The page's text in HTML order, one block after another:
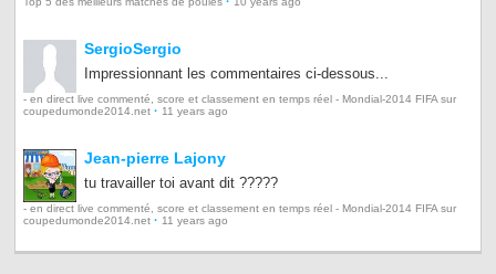
SergioSergio
Impressionnant les commentaires ci-dessous...
- en direct live commenté, score et classement en temps réel - Mondial-2014 FIFA sur
coupedumonde2014.net · 11 years ago
Jean-pierre Lajony
tu travailler toi avant dit ?????
- en direct live commenté, score et classement en temps réel - Mondial-2014 FIFA sur
coupedumonde2014.net · 11 years ago